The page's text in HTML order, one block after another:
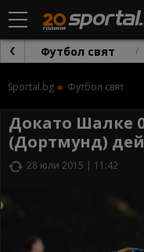
Футбол свят
Sportal.bg Футбол свят
Докато Шалке
(Дортмунд)
28 юли 2015 | 11:42